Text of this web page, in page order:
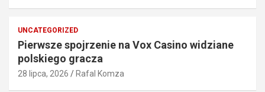
UNCATEGORIZED
Pierwsze spojrzenie na Vox Casino widziane
polskiego gracza
28 lipca, 2026 Rafal Komza